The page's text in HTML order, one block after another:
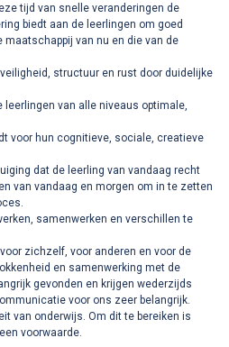
tijd van snelle veranderingen de
biedt aan de leerlingen om goed
van nu en die van de
structuur en rust door duidelijke
van alle niveaus optimale,
voor hun cognitieve, sociale, creatieve
dat de leerling van vandaag recht
van vandaag en morgen om in te zetten
samenwerken en verschillen te
zichzelf, voor anderen en voor de
en samenwerking met de
gevonden en krijgen wederzijds
voor ons zeer belangrijk.
van onderwijs. Om dit te bereiken is
voorwaarde.